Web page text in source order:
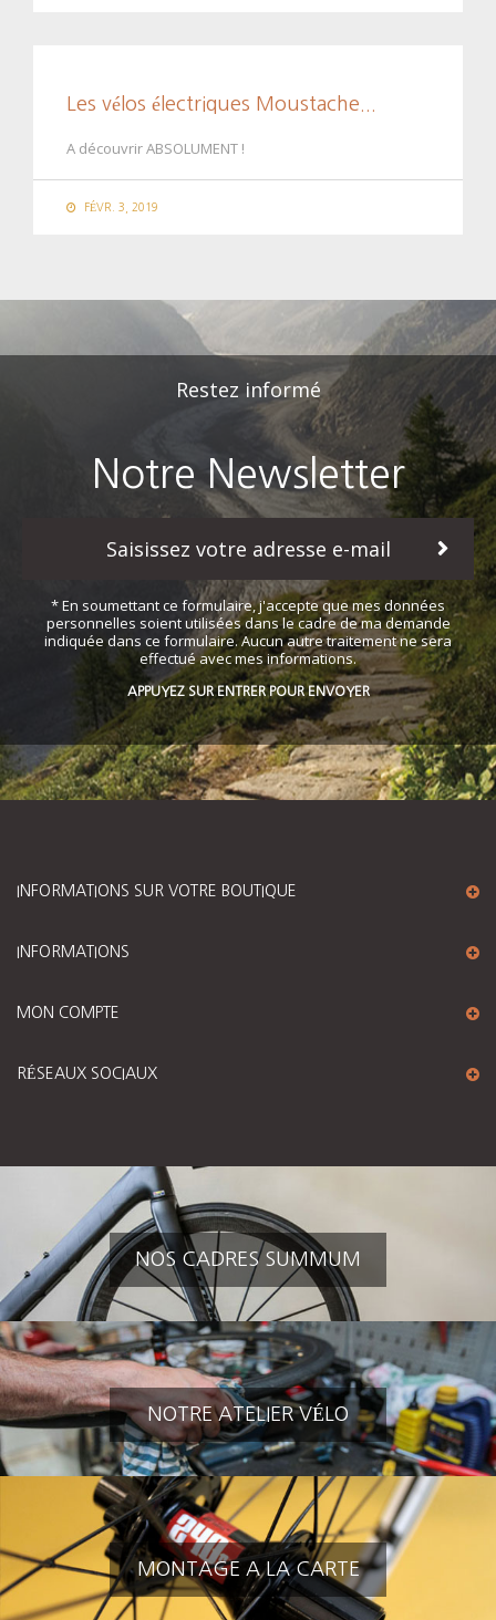
Les vélos électriques Moustache...
A découvrir ABSOLUMENT !
FÉVR. 3, 2019
Restez informé
Notre Newsletter
* En soumettant ce formulaire, j'accepte que mes données
personnelles soient utilisées dans le cadre de ma demande
indiquée dans ce formulaire. Aucun autre traitement ne sera
effectué avec mes informations.
APPUYEZ SUR ENTRER POUR ENVOYER
INFORMATIONS SUR VOTRE BOUTIQUE
INFORMATIONS
MON COMPTE
RÉSEAUX SOCIAUX
NOS CADRES SUMMUM
NOTRE ATELIER VÉLO
MONTAGE A LA CARTE